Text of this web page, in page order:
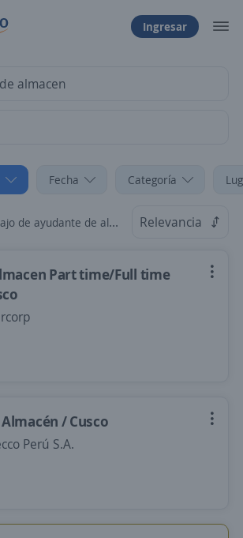
Ingresar
Fecha Categoría
de almacen en Cusco Relevancia
Part time/Full time
/ Cusco
Perú S.A.